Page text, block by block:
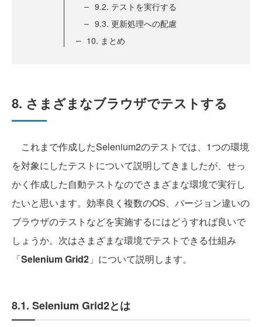
9.2. テストを実行する
9.3. 更新処理への配慮
10. まとめ
8. さまざまなブラウザでテストする
これまで作成したSelenium2のテストでは、1つの環境
を対象にしたテストについて説明してきましたが、せっ
かく作成した自動テストなのでさまざまな環境で実行し
たいと思います。効率良く複数のOS、バージョン違いの
ブラウザのテストなどを実施するにはどうすれば良いで
しょうか。次はさまざまな環境でテストできる仕組み
「Selenium Grid2 」について説明します。
8.1. Selenium Grid2とは